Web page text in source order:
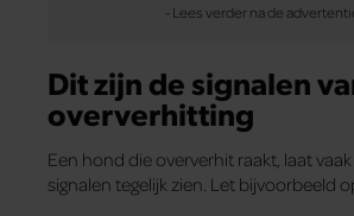
Dit zijn de signalen
oververhitting
Een hond die oververhit raakt, laat
signalen tegelijk zien. Let bijvoorbeeld